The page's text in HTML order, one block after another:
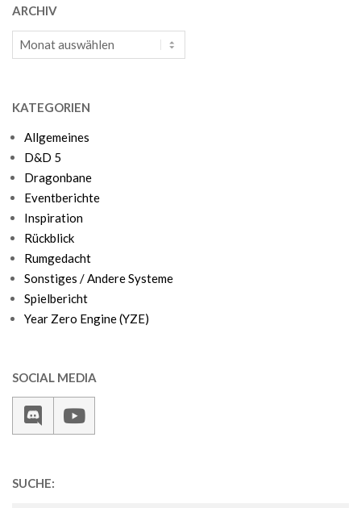
ARCHIV
Archiv
KATEGORIEN
Allgemeines
D&D 5
Dragonbane
Eventberichte
Inspiration
Rückblick
Rumgedacht
Sonstiges / Andere Systeme
Spielbericht
Year Zero Engine (YZE)
SOCIAL MEDIA
SUCHE: